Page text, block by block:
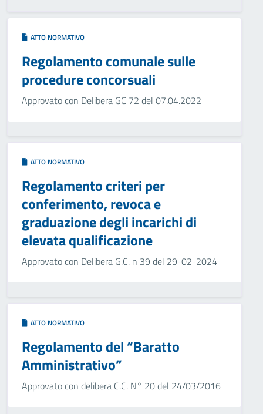
ATTO NORMATIVO
Regolamento comunale sulle
procedure concorsuali
Approvato con Delibera GC 72 del 07.04.2022
ATTO NORMATIVO
Regolamento criteri per
conferimento, revoca e
graduazione degli incarichi di
elevata qualificazione
Approvato con Delibera G.C. n 39 del 29-02-2024
ATTO NORMATIVO
Regolamento del “Baratto
Amministrativo”
Approvato con delibera C.C. N° 20 del 24/03/2016